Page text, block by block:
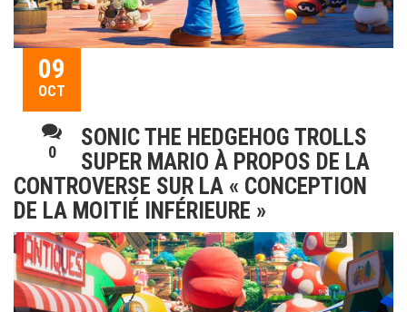
09
OCT
0
SONIC THE HEDGEHOG TROLLS
SUPER MARIO À PROPOS DE LA
CONTROVERSE SUR LA « CONCEPTION
DE LA MOITIÉ INFÉRIEURE »